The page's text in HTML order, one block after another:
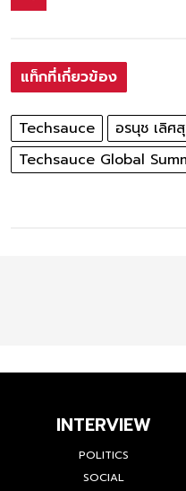
แท็กที่เกี่ยวข้อง
Techsauce
อรนุช เลิศ
Techsauce Global
INTERVIEW
POLITICS
SOCIAL